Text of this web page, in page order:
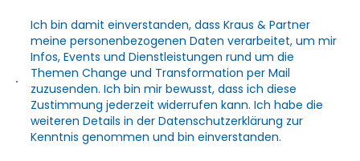
Ich bin damit einverstanden, dass Kraus & Partner
meine personenbezogenen Daten verarbeitet, um mir
Infos, Events und Dienstleistungen rund um die
Themen Change und Transformation per Mail
zuzusenden. Ich bin mir bewusst, dass ich diese
Zustimmung jederzeit widerrufen kann. Ich habe die
weiteren Details in derDatenschutzerklärung zur
Kenntnis genommen und bin einverstanden.